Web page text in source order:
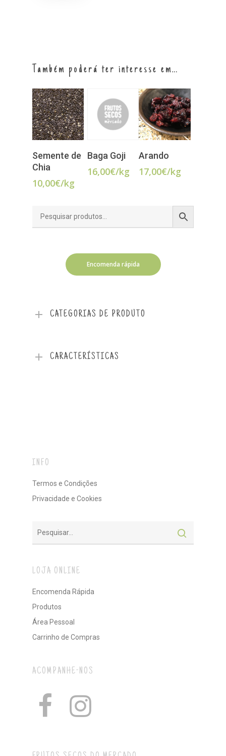
Também poderá ter interesse em…
ADICIONAR
Semente de
Chia
10,00€/kg
LER MAIS
Baga Goji
16,00€/kg
Arando
17,00€/kg
Encomenda rápida
CATEGORIAS DE PRODUTO
CARACTERÍSTICAS
INFO
Termos e Condições
Privacidade e Cookies
LOJA ONLINE
Encomenda Rápida
Produtos
Área Pessoal
Carrinho de Compras
ACOMPANHE-NOS